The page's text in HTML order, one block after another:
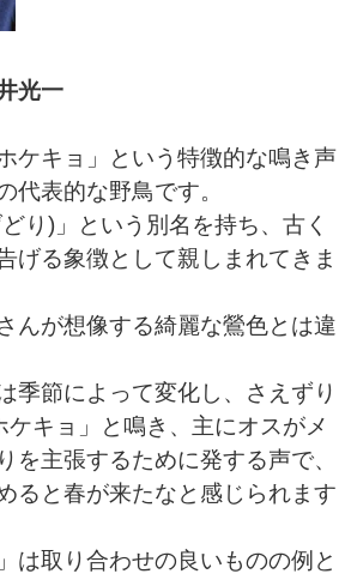
光一
ケキョ」という特徴的な鳴き声
代表的な野鳥です。
り)」という別名を持ち、古く
げる象徴として親しまれてきま
んが想像する綺麗な鶯色とは違
季節によって変化し、さえずり
ケキョ」と鳴き、主にオスがメ
を主張するために発する声で、
ると春が来たなと感じられます
は取り合わせの良いものの例と